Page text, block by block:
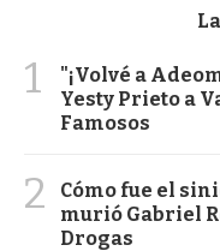
1
"¡Volvé a
Yesty Prieto a
Famosos
2
Cómo fue el
murió Gabriel
Drogas